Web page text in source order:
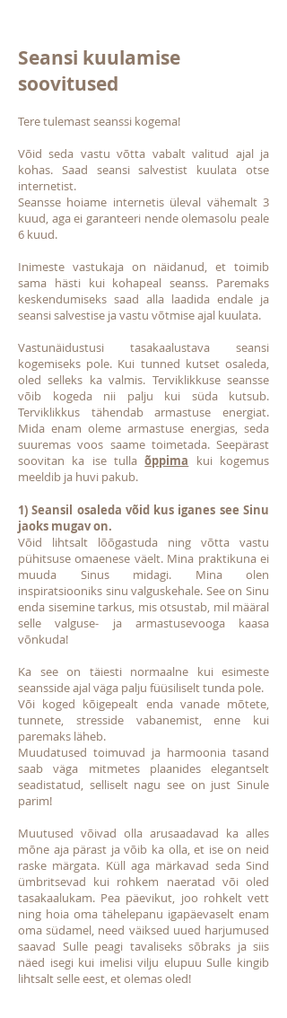
Seansi kuulamise
soovitused
Tere tulemast seanssi kogema!
Võid seda vastu võtta vabalt valitud ajal ja
kohas. Saad seansi salvestist kuulata otse
internetist.
Seansse hoiame internetis üleval vähemalt 3
kuud, aga ei garanteeri nende olemasolu peale
6 kuud.
Inimeste vastukaja on näidanud, et toimib
sama hästi kui kohapeal seanss. Paremaks
keskendumiseks saad alla laadida endale ja
seansi salvestise ja vastu võtmise ajal kuulata.
Vastunäidustusi tasakaalustava seansi
kogemiseks pole. Kui tunned kutset osaleda,
oled selleks ka valmis. Terviklikkuse seansse
võib kogeda nii palju kui süda kutsub.
Terviklikkus tähendab armastuse energiat.
Mida enam oleme armastuse energias, seda
suuremas voos saame toimetada. Seepärast
soovitan ka ise tullaõppima kui kogemus
meeldib ja huvi pakub.
1) Seansil osaleda võid kus iganes see Sinu
jaoks mugav on.
Võid lihtsalt lõõgastuda ning võtta vastu
pühitsuse omaenese väelt. Mina praktikuna ei
muuda Sinus midagi. Mina olen
inspiratsiooniks sinu valguskehale. See on Sinu
enda sisemine tarkus, mis otsustab, mil määral
selle valguse- ja armastusevooga kaasa
võnkuda!
Ka see on täiesti normaalne kui esimeste
seansside ajal väga palju füüsiliselt tunda pole.
Või koged kõigepealt enda vanade mõtete,
tunnete, stresside vabanemist, enne kui
paremaks läheb.
Muudatused toimuvad ja harmoonia tasand
saab väga mitmetes plaanides elegantselt
seadistatud, selliselt nagu see on just Sinule
parim!
Muutused võivad olla arusaadavad ka alles
mõne aja pärast ja võib ka olla, et ise on neid
raske märgata. Küll aga märkavad seda Sind
ümbritsevad kui rohkem naeratad või oled
tasakaalukam. Pea päevikut, joo rohkelt vett
ning hoia oma tähelepanu igapäevaselt enam
oma südamel, need väiksed uued harjumused
saavad Sulle peagi tavaliseks sõbraks ja siis
näed isegi kui imelisi vilju elupuu Sulle kingib
lihtsalt selle eest, et olemas oled!